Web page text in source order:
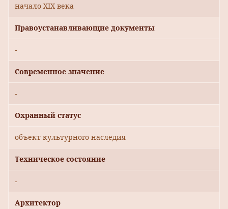
начало XIX века
Правоустанавливающие документы
-
Современное значение
-
Охранный статус
объект культурного наследия
Техническое состояние
-
Архитектор